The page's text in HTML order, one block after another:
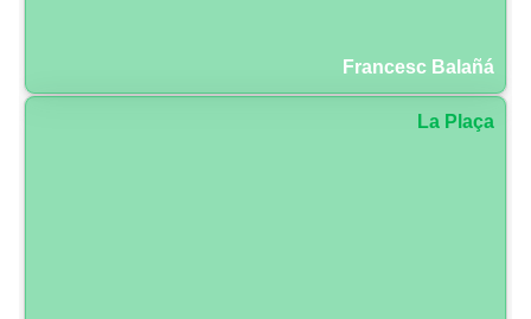
Francesc Balañá
La Plaça